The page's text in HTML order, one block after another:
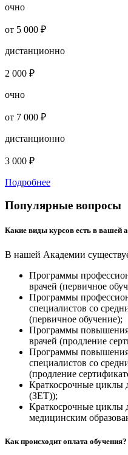
очно
от 5 000 ₽
дистанционно
2 000 ₽
очно
от 7 000 ₽
дистанционно
3 000 ₽
Подробнее
Популярные вопросы
Какие виды курсов есть в вашей
В нашей Академии
Программы
врачей (первичное
Программы
специалистов со
(первичное обучение);
Программы повышения
врачей (продление
Программы повышения
специалистов со
(продление
Краткосрочные циклы
(ЗЕТ));
Краткосрочные циклы
медицинским
Как происходит оплата обучения?